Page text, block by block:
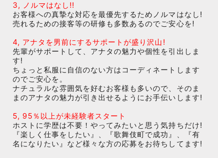
3, ノルマはなし!!
お客様への真摯な対応を最優先するためノルマはなし!
売れるための接客等の研修も多数あるのでご安心を!
4, アナタを男前にするサポートが盛り沢山!
先輩がサポートして、アナタの魅力や個性を引出しま
す!
ちょっと私服に自信のない方はコーディネートします
のでご安心を。
ナチュラルな雰囲気を好むお客様も多いので、そのま
まのアナタの魅力が引き出せるようにお手伝いします!
5, 95％以上が未経験者スタート
ホストに学歴は不要！やってみたいと思う気持ちだけ!
『楽しく仕事をしたい』、『歌舞伎町で成功』、『有
名になりたい』など様々な方の応募をお待ちしてます!